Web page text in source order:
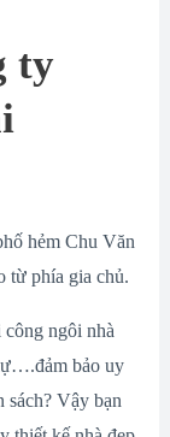
ty
hẻm Chu Văn
từ phía gia chủ.
ngôi nhà
bảo uy
sách? Vậy bạn